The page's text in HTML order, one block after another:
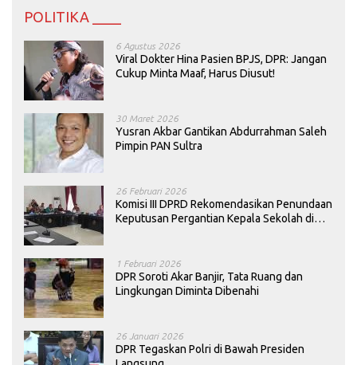
POLITIKA ____
6 Agustus 2026
Viral Dokter Hina Pasien BPJS, DPR: Jangan
Cukup Minta Maaf, Harus Diusut!
30 Maret 2026
Yusran Akbar Gantikan Abdurrahman Saleh
Pimpin PAN Sultra
26 Februari 2026
Komisi III DPRD Rekomendasikan Penundaan
Keputusan Pergantian Kepala Sekolah di
1 Februari 2026
DPR Soroti Akar Banjir, Tata Ruang dan
Lingkungan Diminta Dibenahi
26 Januari 2026
DPR Tegaskan Polri di Bawah Presiden